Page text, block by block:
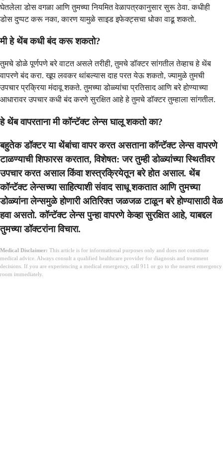
घेतलेला डोस वगळा आणि तुमच्या नियमित वेळापत्रकानुसार सुरू ठेवा. कधीही
डोस दुप्पट करू नका, कारण यामुळे साइड इफेक्ट्सचा धोका वाढू शकतो.
मी हे थेंब कधी बंद करू शकतो?
तुमचे डोळे पूर्णपणे बरे वाटत असले तरीही, तुमचे डॉक्टर सांगतील तेव्हाच हे थेंब
वापरणे बंद करा. खूप लवकर थांबल्यास दाह परत येऊ शकतो, ज्यामुळे तुमची
उपचार प्रक्रिया मंदावू शकते. तुमच्या डोळ्यांचा प्रतिसाद आणि बरे होण्याच्या
आधारावर उपचार कधी बंद करणे सुरक्षित आहे हे तुमचे डॉक्टर तुम्हाला सांगतील.
हे थेंब वापरताना मी कॉन्टॅक्ट लेन्स घालू शकतो का?
बहुतेक डॉक्टर या थेंबांचा वापर करत असताना कॉन्टॅक्ट लेन्स वापरणे
टाळण्याची शिफारस करतात, विशेषत: जर तुम्ही डोळ्यांच्या स्थितीवर
उपचार करत असाल किंवा शस्त्रक्रियेतून बरे होत असाल. थेंब
कॉन्टॅक्ट लेन्सच्या साहित्याशी संवाद साधू शकतात आणि तुमच्या
डोळ्यांना लेन्समुळे होणारी अतिरिक्त जळजळ टाळून बरे होण्यासाठी वेळ
हवा असतो. कॉन्टॅक्ट लेन्स पुन्हा वापरणे केव्हा सुरक्षित आहे, याबद्दल
तुमच्या डॉक्टरांना विचारा.
Medical Disclaimer: This article is for informational purposes only and does not constitute
medical advice. Always consult a qualified healthcare provider for diagnosis and treatment
decisions. If you are experiencing a medical emergency, call 911 or go to the nearest emergency
room immediately.